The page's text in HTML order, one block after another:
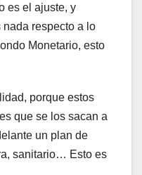
es el ajuste, y
respecto a lo
Monetario, esto
porque estos
que se los sacan a
un plan de
sanitario… Esto es